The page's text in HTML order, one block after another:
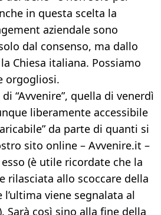
in questa scelta la
aziendale sono
dal consenso, ma dallo
Chiesa italiana. Possiamo
orgogliosi.
“Avvenire”, quella di venerdì
liberamente accessibile
da parte di quanti si
sito online – Avvenire.it –
(è utile ricordate che la
rilasciata allo scoccare della
viene segnalata al
Sarà così sino alla fine della